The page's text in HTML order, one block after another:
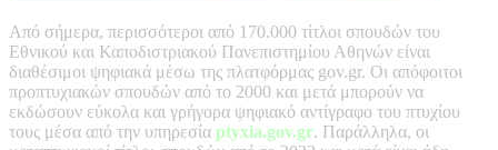
Από σήμερα, περισσότεροι από 170.000 τίτλοι σπουδών του
Εθνικού και Καποδιστριακού Πανεπιστημίου Αθηνών είναι
διαθέσιμοι ψηφιακά μέσω της πλατφόρμας gov.gr. Οι απόφοιτοι
προπτυχιακών σπουδών από το 2000 και μετά μπορούν να
εκδώσουν εύκολα και γρήγορα ψηφιακό αντίγραφο του πτυχίου
τους μέσα από την υπηρεσία ptyxia.gov.gr. Παράλληλα, οι